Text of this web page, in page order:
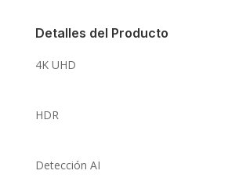
Detalles del Producto
4K UHD
HDR
Detección AI